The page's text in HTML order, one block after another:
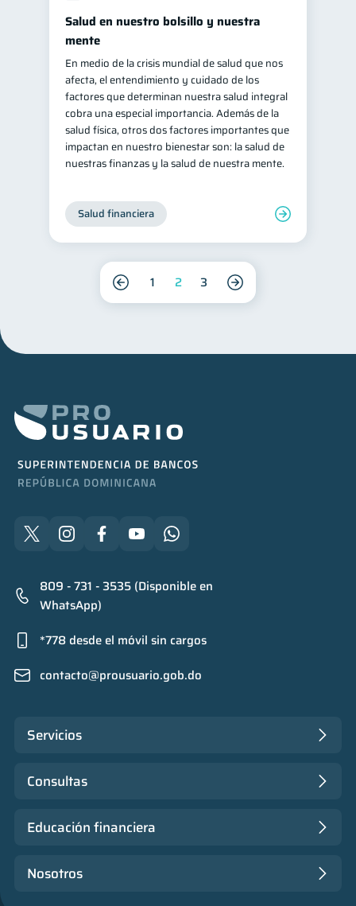
Salud en nuestro bolsillo y nuestra
mente
En medio de la crisis mundial de salud que nos
afecta, el entendimiento y cuidado de los
factores que determinan nuestra salud integral
cobra una especial importancia. Además de la
salud física, otros dos factores importantes que
impactan en nuestro bienestar son: la salud de
nuestras finanzas y la salud de nuestra mente.
Salud financiera
1 2 3
809 - 731 - 3535 (Disponible en
WhatsApp)
*778 desde el móvil sin cargos
contacto@prousuario.gob.do
Servicios
Consultas
Educación financiera
Nosotros